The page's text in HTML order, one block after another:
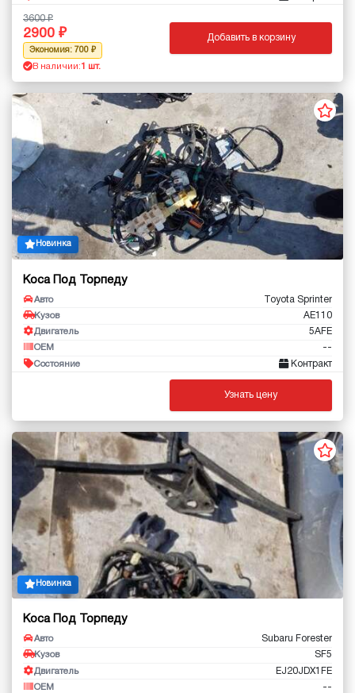
3600
2900
Экономия: 700
В наличии: 1 шт.
Добавить в корзину
Новинка
Коса Под Торпеду
Авто Toyota Sprinter
Кузов AE110
Двигатель 5AFE
OEM --
Состояние Контракт
Узнать цену
Новинка
Коса Под Торпеду
Авто Subaru Forester
Кузов SF5
Двигатель EJ20JDX1FE
OEM --